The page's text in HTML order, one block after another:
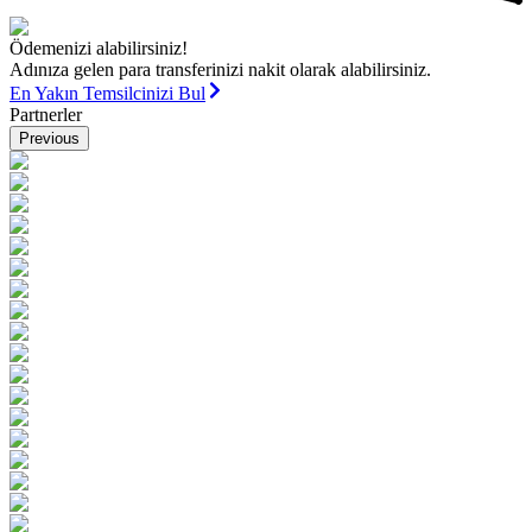
Ödemenizi alabilirsiniz!
Adınıza gelen para transferinizi nakit olarak alabilirsiniz.
En Yakın Temsilcinizi Bul
Partnerler
Previous